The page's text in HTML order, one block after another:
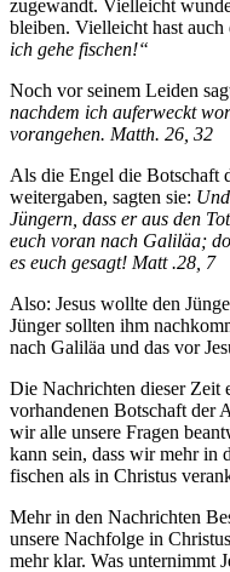
zugewandt. Vielleicht
bleiben. Vielleicht hast auch
ich gehe fischen!“
Noch vor seinem Leiden
nachdem ich auferweckt
vorangehen. Matth. 26, 32
Als die Engel die Botschaft
weitergaben, sagten sie:
Jüngern, dass er aus den
euch voran nach Galiläa;
es euch gesagt! Matt .28, 7
Also: Jesus wollte den
Jünger sollten ihm
nach Galiläa und das vor
Die Nachrichten dieser Zeit
vorhandenen Botschaft der
wir alle unsere Fragen
kann sein, dass wir mehr in
fischen als in Christus
Mehr in den Nachrichten
unsere Nachfolge in
mehr klar. Was unternimmt